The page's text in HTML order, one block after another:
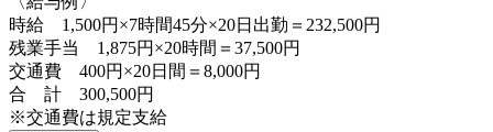
時給 1,500円×7時間45分×20日出勤＝232,500円
残業手当 1,875円×20時間＝37,500円
交通費 400円×20日間＝8,000円
合 計 300,500円
※交通費は規定支給